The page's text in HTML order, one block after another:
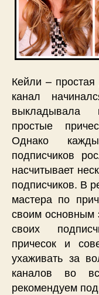
Кейли –
канал
выкладывала
простые
Однако
подписчиков
насчитывает
подписчиков. В
мастера по
своим основным
своих
причесок и
ухаживать за
каналов во
рекомендуем